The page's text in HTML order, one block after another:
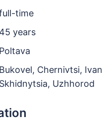
time
45 years
Poltava
Bukovel, Chernivtsi,
Skhidnytsia, Uzhhorod